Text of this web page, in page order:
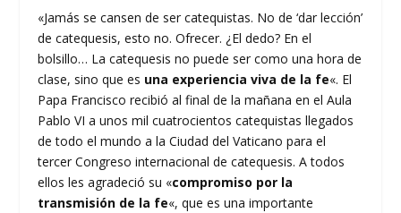
«Jamás se cansen de ser catequistas. No de ‘dar lección’
de catequesis, esto no. Ofrecer. ¿El dedo? En el
bolsillo… La catequesis no puede ser como una hora de
clase, sino que es una experiencia viva de la fe«. El
Papa Francisco recibió al final de la mañana en el Aula
Pablo VI a unos mil cuatrocientos catequistas llegados
de todo el mundo a la Ciudad del Vaticano para el
tercer Congreso internacional de catequesis. A todos
ellos les agradeció su «compromiso por la
transmisión de la fe«, que es una importante